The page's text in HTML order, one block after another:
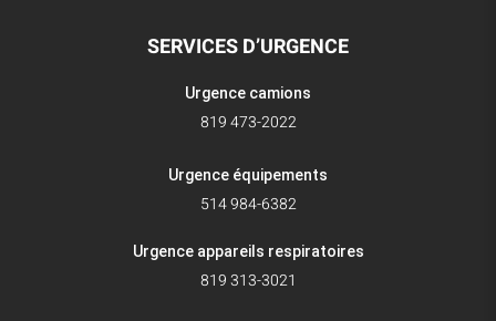
SERVICES D’URGENCE
Urgence camions
819 473-2022
Urgence équipements
514 984-6382
Urgence appareils respiratoires
819 313-3021